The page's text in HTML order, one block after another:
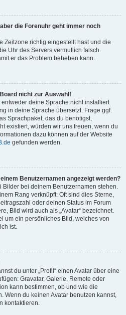
die Forenuhr geht immer noch
Zeitzone richtig eingestellt hast und die
Uhr des Servers vermutlich falsch.
er das Problem beheben kann.
nicht zur Auswahl!
deine Sprache nicht installiert
in deine Sprache übersetzt. Frage ggf.
Sprachpaket, das du benötigst,
existiert, würden wir uns freuen, wenn du
dazu können auf der Website
gefunden werden.
Benutzernamen angezeigt werden?
Bilder bei deinem Benutzernamen stehen.
Rang verknüpft: Oft sind dies Sterne,
oder deinen Status im Forum
Bild wird auch als „Avatar“ bezeichnet.
um ein persönliches Bild, welches von
ist.
du unter „Profil“ einen Avatar über eine
Gravatar, Galerie, Remote oder
kann bestimmen, ob und wie die
Wenn du keinen Avatar benutzen kannst,
kontaktieren.